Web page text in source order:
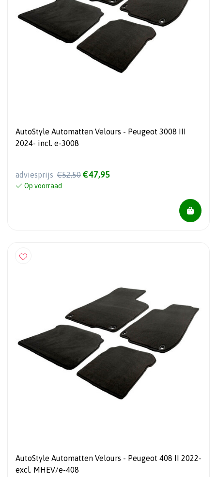
AutoStyle Automatten Velours - Peugeot 3008 III
2024- incl. e-3008
adviesprijs €52,50 €47,95
Op voorraad
AutoStyle Automatten Velours - Peugeot 408 II 2022-
excl. MHEV/e-408